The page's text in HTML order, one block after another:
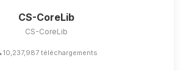
CS-CoreLib
CS-CoreLib
10,237,987 téléchargements